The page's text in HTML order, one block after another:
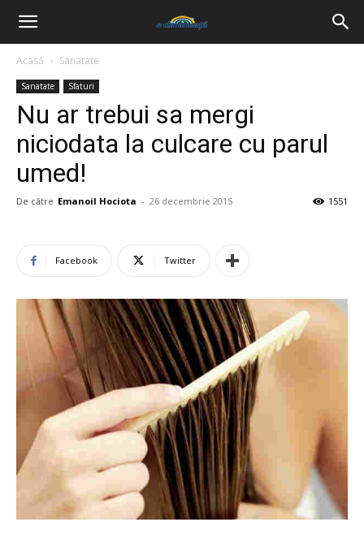
Acasă Sanatate
Sanatate Sfaturi
Nu ar trebui sa mergi
niciodata la culcare cu parul
umed!
De către Emanoil Hociota - 26 decembrie 2015 1551
Facebook Twitter